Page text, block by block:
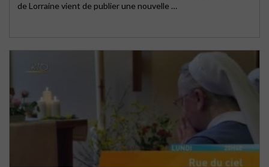
de Lorraine vient de publier une nouvelle …